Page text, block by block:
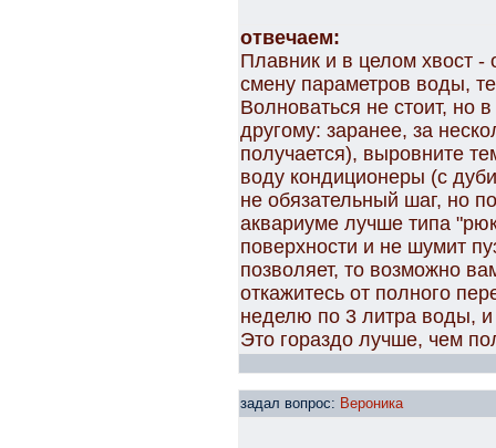
отвечаем:
Плавник и в целом хвост -
смену параметров воды,
Волноваться не стоит, но
другому: заранее, за
получается), выровните
воду кондиционеры (с
не обязательный шаг, но
аквариуме лучше типа
поверхности и не шумит
позволяет, то возможно
откажитесь от полного
неделю по 3 литра воды, и
Это гораздо лучше, чем
задал вопрос: Вероника